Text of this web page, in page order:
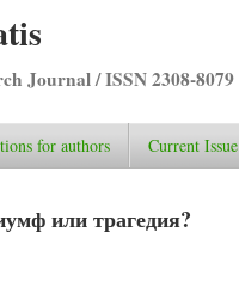
Journal / ISSN 2308-8079
for authors Current Issue
или трагедия?